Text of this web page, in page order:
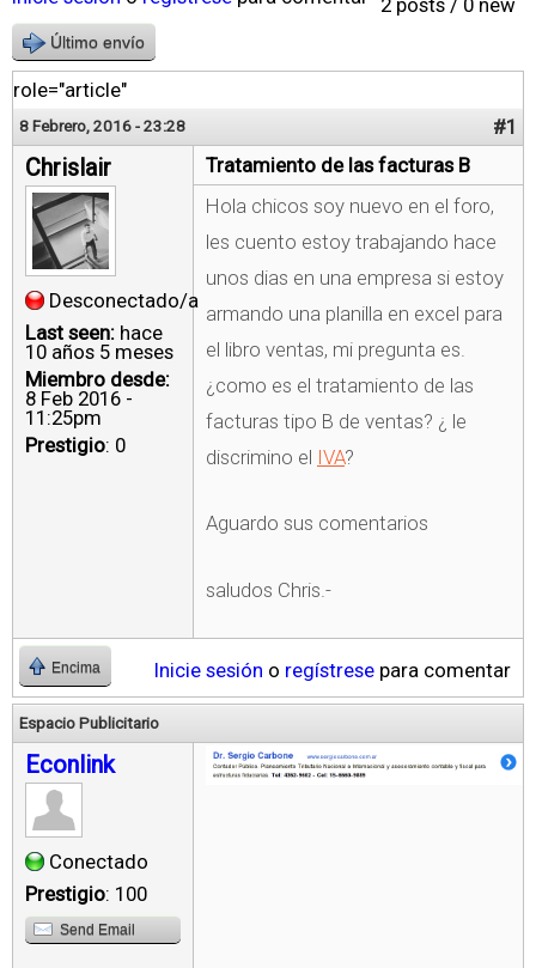
2 posts / 0 new
Último envío
role="article"
8 Febrero, 2016 - 23:28 #1
Chrislair
Desconectado/a
Last seen: hace
10 años 5 meses
Miembro desde:
8 Feb 2016 -
11:25pm
Prestigio: 0
Tratamiento de las facturas B
Hola chicos soy nuevo en el foro,
les cuento estoy trabajando hace
unos dias en una empresa si estoy
armando una planilla en excel para
el libro ventas, mi pregunta es.
¿como es el tratamiento de las
facturas tipo B de ventas? ¿ le
discrimino el IVA?
Aguardo sus comentarios
saludos Chris.-
Encima Inicie sesión o regístrese para comentar
Espacio Publicitario
Econlink
Conectado
Prestigio: 100
Send Email